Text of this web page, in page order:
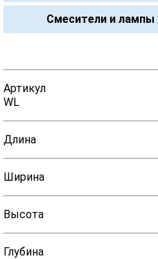
Смесители и лампы
Артикул
WL
Длина
Ширина
Высота
Глубина